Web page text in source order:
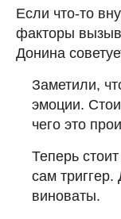
Если что-то
факторы
Донина
Заметили,
эмоции.
чего это
Теперь
сам
виноваты.